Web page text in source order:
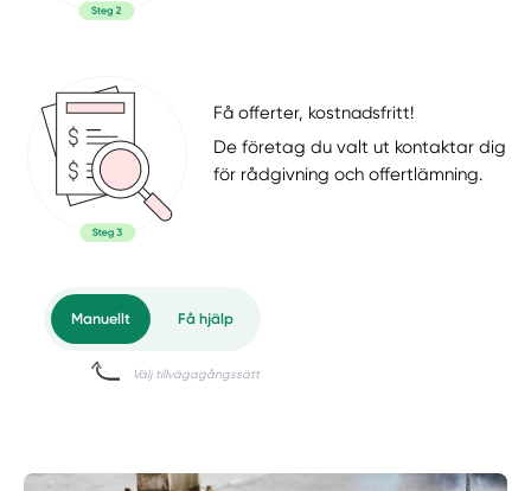
Få offerter, kostnadsfritt!
De företag du valt ut kontaktar dig
för rådgivning och offertlämning.